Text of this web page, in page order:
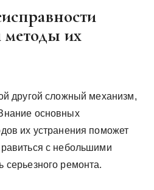
методы их
другой сложный механизм,
основных
их устранения поможет
с небольшими
серьезного ремонта.